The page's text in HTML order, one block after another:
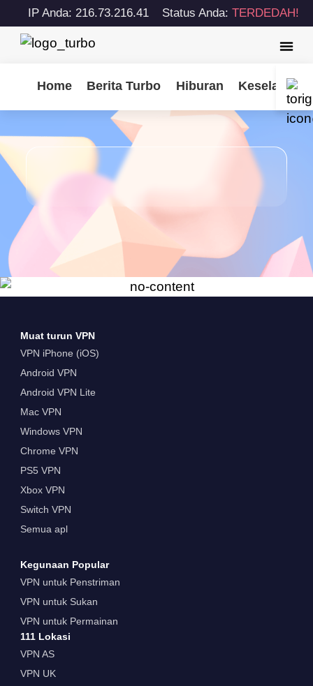
IP Anda: 216.73.216.41 Status Anda: TERDEDAH!
Home Berita Turbo Hiburan
Muat turun VPN
VPN iPhone (iOS)
Android VPN
Android VPN Lite
Mac VPN
Windows VPN
Chrome VPN
PS5 VPN
Xbox VPN
Switch VPN
Semua apl
Kegunaan Popular
VPN untuk Penstriman
VPN untuk Sukan
VPN untuk Permainan
111 Lokasi
VPN AS
VPN UK